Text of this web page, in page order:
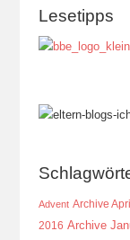
Lesetipps
Advent Archive
2016 Archive